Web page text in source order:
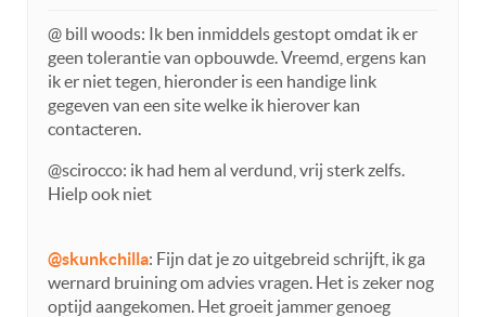
@ bill woods: Ik ben inmiddels gestopt omdat ik er
geen tolerantie van opbouwde. Vreemd, ergens kan
ik er niet tegen, hieronder is een handige link
gegeven van een site welke ik hierover kan
contacteren.
@scirocco: ik had hem al verdund, vrij sterk zelfs.
Hielp ook niet
@skunkchilla: Fijn dat je zo uitgebreid schrijft, ik ga
wernard bruining om advies vragen. Het is zeker nog
optijd aangekomen. Het groeit jammer genoeg